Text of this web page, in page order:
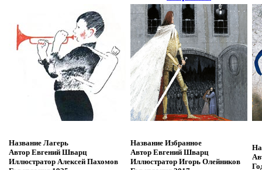
Название Лагерь
Автор Евгений Шварц
Иллюстратор Алексей Пахомов
Название Избранное
Автор Евгений Шварц
Иллюстратор Игорь Олейников